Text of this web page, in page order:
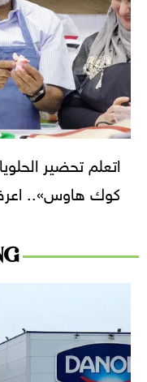
اتعلم تحضير
كوك هاوس»..